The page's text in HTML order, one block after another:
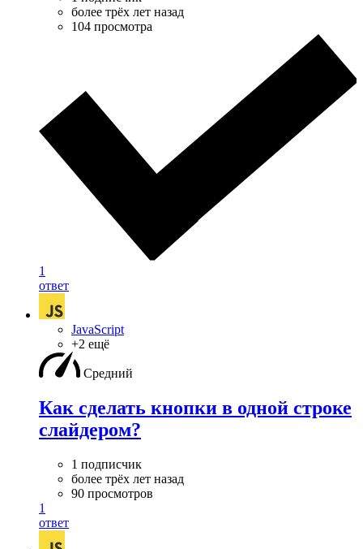
более трёх лет назад
104 просмотра
1
ответ
JavaScript
+2 ещё
Средний
Как сделать кнопки в одной строке
слайдером?
1 подписчик
более трёх лет назад
90 просмотров
1
ответ